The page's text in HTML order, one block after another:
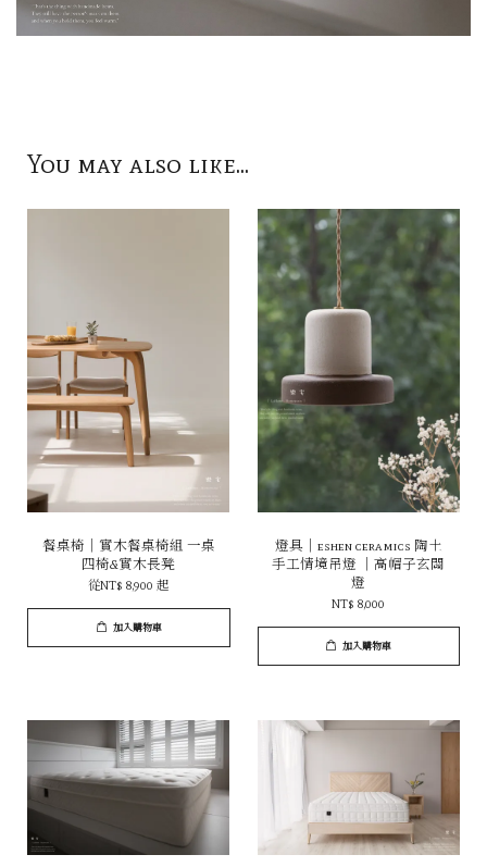
You may also like...
餐桌椅｜實木餐桌椅組 一桌
四椅&實木長凳
從NT$ 8,900起
加入購物車
燈具｜eshen ceramics 陶土
手工情境吊燈 ｜高帽子玄關
燈
NT$ 8,000
加入購物車